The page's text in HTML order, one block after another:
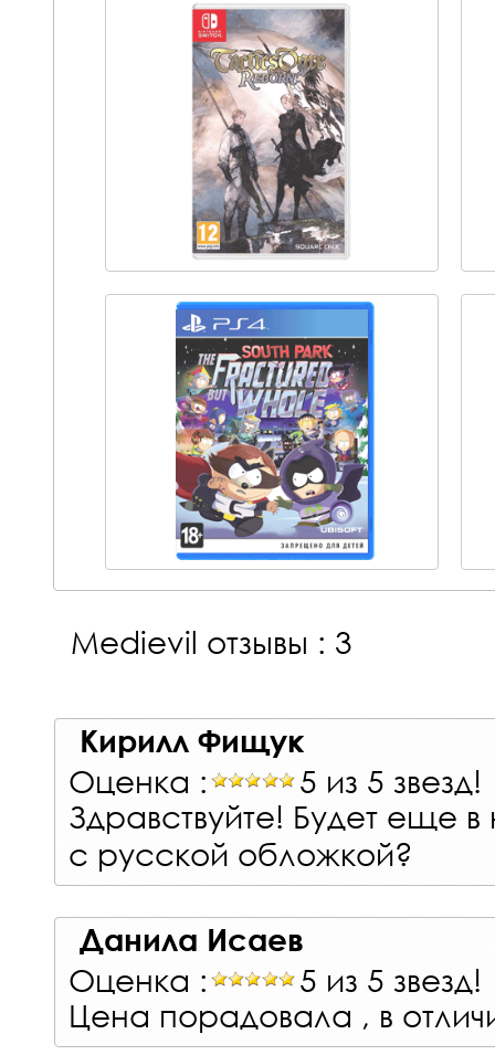
Medievil отзывы : 3
Кирилл Фищук
Оценка :
5 из 5 звезд!
Здравствуйте! Будет еще
с русской обложкой?
Данила Исаев
Оценка :
5 из 5 звезд!
Цена порадовала , в